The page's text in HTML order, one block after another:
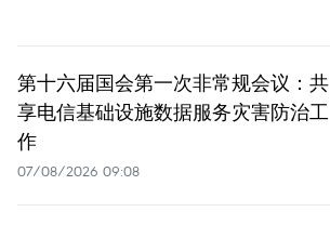
第十六届国会第一次非常规会议：共
享电信基础设施数据服务灾害防治工
作
07/08/2026 09:08